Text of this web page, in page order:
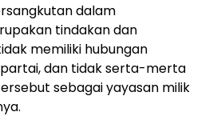
dalam
tindakan dan
memiliki hubungan
dan tidak serta-merta
sebagai yayasan milik